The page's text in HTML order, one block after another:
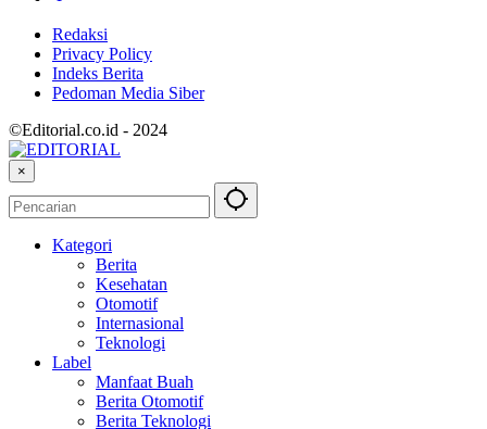
Redaksi
Privacy Policy
Indeks Berita
Pedoman Media Siber
©Editorial.co.id - 2024
×
Kategori
Berita
Kesehatan
Otomotif
Internasional
Teknologi
Label
Manfaat Buah
Berita Otomotif
Berita Teknologi